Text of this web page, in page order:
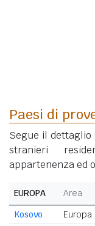
Paesi di
Segue il dettaglio
stranieri
appartenenza ed
EUROPA Area
Kosovo